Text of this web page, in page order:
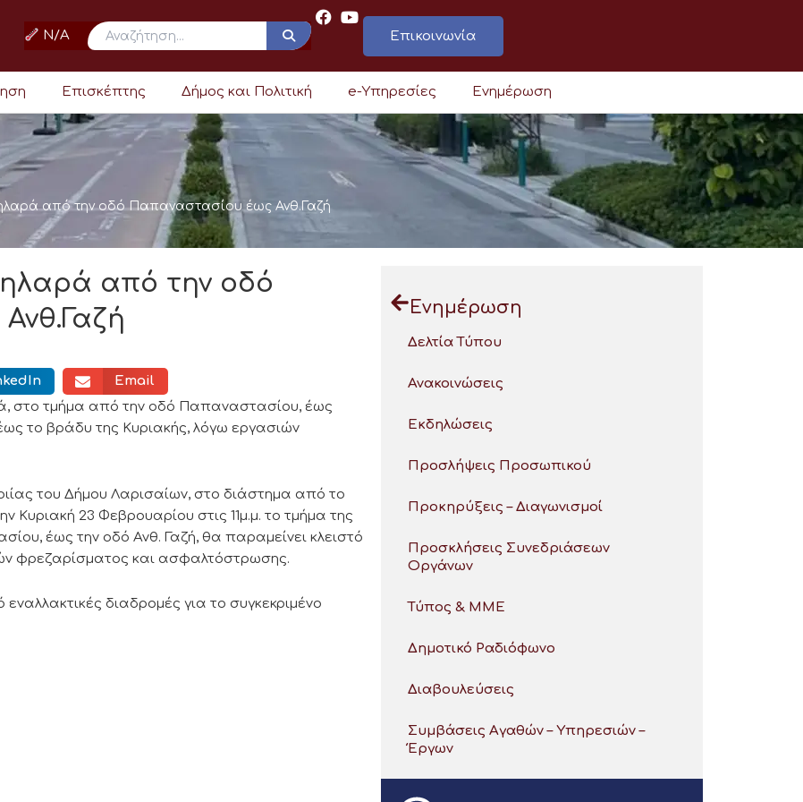
N/A Επικοινωνία
Επισκέπτης Δήμος και Πολιτική e-Υπηρεσίες Ενημέρωση
από την οδό Παπαναστασίου έως Ανθ.Γαζή
από την οδό
Email
στο τμήμα από την οδό Παπαναστασίου, έως
το βράδυ της Κυριακής, λόγω εργασιών
του Δήμου Λαρισαίων, στο διάστημα από το
Κυριακή 23 Φεβρουαρίου στις 11μ.μ. το τμήμα της
έως την οδό Ανθ. Γαζή, θα παραμείνει κλειστό
φρεζαρίσματος και ασφαλτόστρωσης.
διαδρομές για το συγκεκριμένο
Ενημέρωση
Δελτία Τύπου
Ανακοινώσεις
Εκδηλώσεις
Προσλήψεις Προσωπικού
Προκηρύξεις – Διαγωνισμοί
Προσκλήσεις Συνεδριάσεων
Οργάνων
Τύπος & ΜΜΕ
Δημοτικό Ραδιόφωνο
Διαβουλεύσεις
Συμβάσεις Αγαθών – Υπηρεσιών –
Έργων